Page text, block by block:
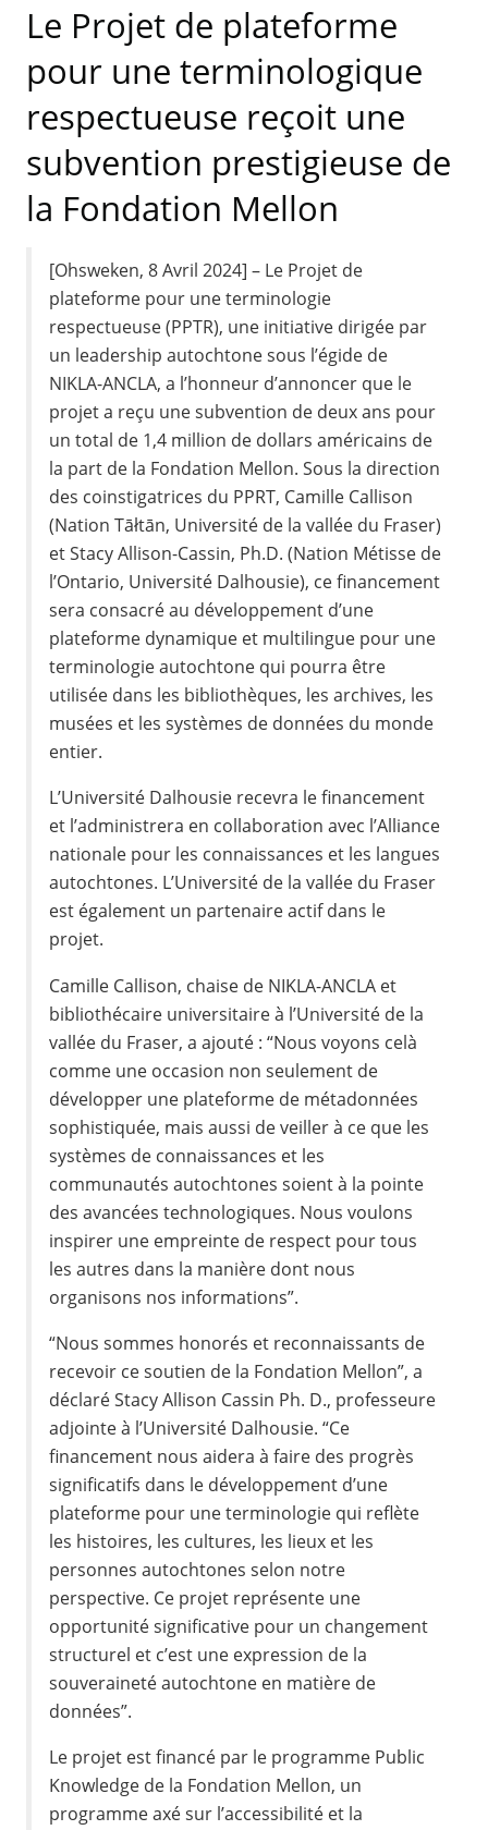
Le Projet de plateforme
pour une terminologique
respectueuse reçoit une
subvention prestigieuse de
la Fondation Mellon
[Ohsweken, 8 Avril 2024] – Le Projet de
plateforme pour une terminologie
respectueuse (PPTR), une initiative dirigée par
un leadership autochtone sous l’égide de
NIKLA-ANCLA, a l’honneur d’annoncer que le
projet a reçu une subvention de deux ans pour
un total de 1,4 million de dollars américains de
la part de la Fondation Mellon. Sous la direction
des coinstigatrices du PPRT, Camille Callison
(Nation Tāłtān, Université de la vallée du Fraser)
et Stacy Allison-Cassin, Ph.D. (Nation Métisse de
l’Ontario, Université Dalhousie), ce financement
sera consacré au développement d’une
plateforme dynamique et multilingue pour une
terminologie autochtone qui pourra être
utilisée dans les bibliothèques, les archives, les
musées et les systèmes de données du monde
entier.
L’Université Dalhousie recevra le financement
et l’administrera en collaboration avec l’Alliance
nationale pour les connaissances et les langues
autochtones. L’Université de la vallée du Fraser
est également un partenaire actif dans le
projet.
Camille Callison, chaise de NIKLA-ANCLA et
bibliothécaire universitaire à l’Université de la
vallée du Fraser, a ajouté : “Nous voyons celà
comme une occasion non seulement de
développer une plateforme de métadonnées
sophistiquée, mais aussi de veiller à ce que les
systèmes de connaissances et les
communautés autochtones soient à la pointe
des avancées technologiques. Nous voulons
inspirer une empreinte de respect pour tous
les autres dans la manière dont nous
organisons nos informations”.
“Nous sommes honorés et reconnaissants de
recevoir ce soutien de la Fondation Mellon”, a
déclaré Stacy Allison Cassin Ph. D., professeure
adjointe à l’Université Dalhousie. “Ce
financement nous aidera à faire des progrès
significatifs dans le développement d’une
plateforme pour une terminologie qui reflète
les histoires, les cultures, les lieux et les
personnes autochtones selon notre
perspective. Ce projet représente une
opportunité significative pour un changement
structurel et c’est une expression de la
souveraineté autochtone en matière de
données”.
Le projet est financé par le programme Public
Knowledge de la Fondation Mellon, un
programme axé sur l’accessibilité et la